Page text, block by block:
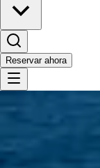
Reservar ahora